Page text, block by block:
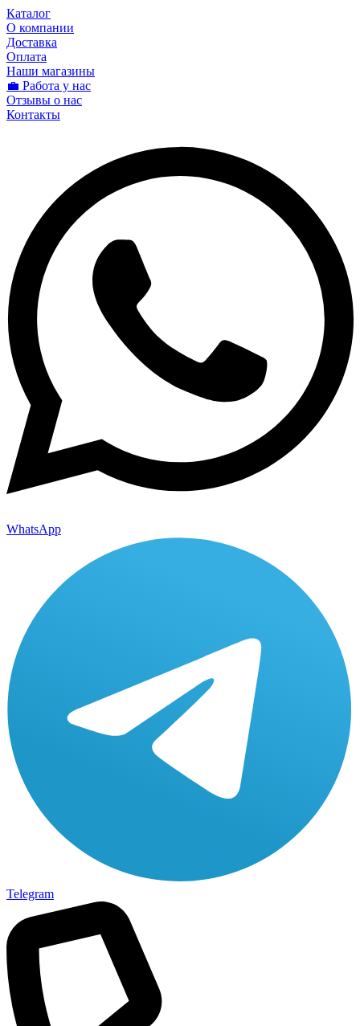
Каталог
О компании
Доставка
Оплата
Наши магазины
💼 Работа у нас
Отзывы о нас
Контакты
WhatsApp
Telegram